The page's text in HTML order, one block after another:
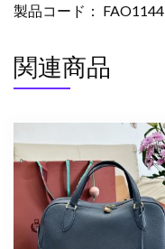
製品コード： FAO1144
関連商品